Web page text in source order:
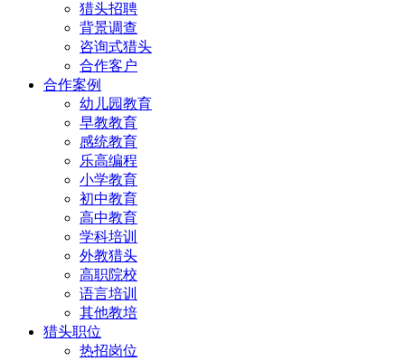
猎头招聘
背景调查
咨询式猎头
合作客户
合作案例
幼儿园教育
早教教育
感统教育
乐高编程
小学教育
初中教育
高中教育
学科培训
外教猎头
高职院校
语言培训
其他教培
猎头职位
热招岗位